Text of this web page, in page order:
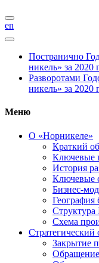
en
Постранично
никель» за 2020
Разворотами
никель» за 2020
Меню
О «Норникеле»
Краткий
Ключевые
История
Ключевые
Бизнес-
География
Схема
Стратегический
Закрытие
Обращение